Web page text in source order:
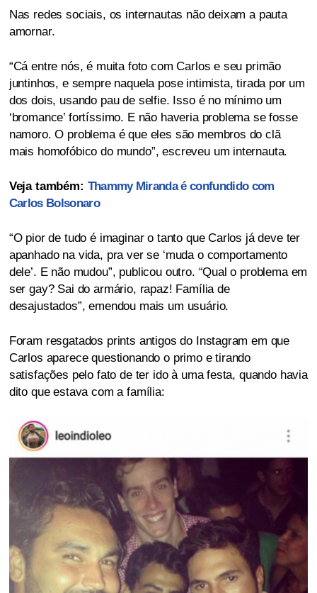
Nas redes sociais, os internautas não deixam a pauta
amornar.
“Cá entre nós, é muita foto com Carlos e seu primão
juntinhos, e sempre naquela pose intimista, tirada por um
dos dois, usando pau de selfie. Isso é no mínimo um
‘bromance’ fortíssimo. E não haveria problema se fosse
namoro. O problema é que eles são membros do clã
mais homofóbico do mundo”, escreveu um internauta.
Veja também: Thammy Miranda é confundido com
Carlos Bolsonaro
“O pior de tudo é imaginar o tanto que Carlos já deve ter
apanhado na vida, pra ver se ‘muda o comportamento
dele’. E não mudou”, publicou outro. “Qual o problema em
ser gay? Sai do armário, rapaz! Família de
desajustados”, emendou mais um usuário.
Foram resgatados prints antigos do Instagram em que
Carlos aparece questionando o primo e tirando
satisfações pelo fato de ter ido à uma festa, quando havia
dito que estava com a família: